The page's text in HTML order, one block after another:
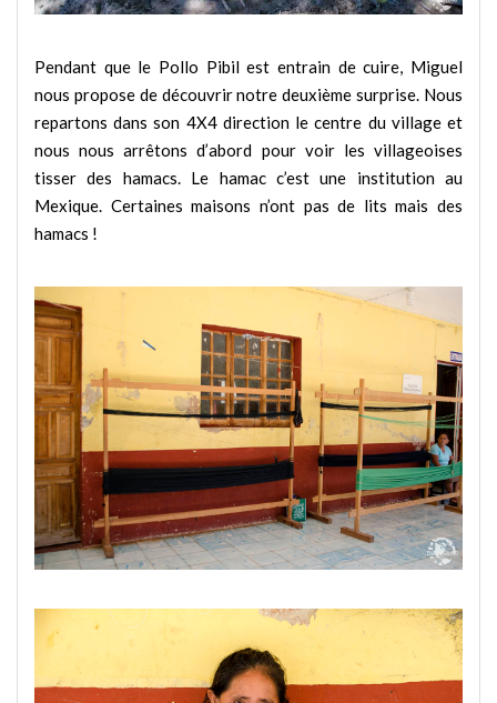
Pendant que le Pollo Pibil est entrain de cuire, Miguel
nous propose de découvrir notre deuxième surprise. Nous
repartons dans son 4X4 direction le centre du village et
nous nous arrêtons d’abord pour voir les villageoises
tisser des hamacs. Le hamac c’est une institution au
Mexique. Certaines maisons n’ont pas de lits mais des
hamacs !